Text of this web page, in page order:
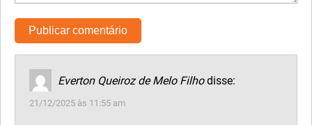
Everton Queiroz de Melo Filho disse:
21/12/2025 às 11:55 am